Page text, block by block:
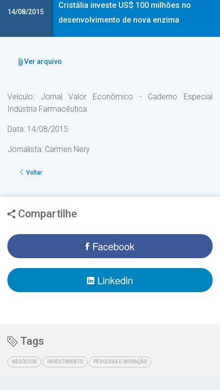
14/08/2015
Cristália investe US$ 100 milhões no
desenvolvimento de nova enzima
Ver arquivo
Veículo: Jornal Valor Econômico - Caderno Especial
Indústria Farmacêutica
Data: 14/08/2015
Jornalista: Carmen Nery
Voltar
Compartilhe
Facebook
Linkedin
Tags
NEGÓCIOS INVESTIMENTO PESQUISA E INOVAÇÃO